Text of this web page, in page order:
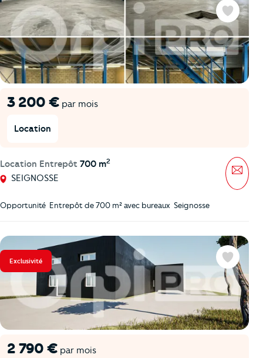
3 200 € par mois
Location
Location Entrepôt 700 m2
SEIGNOSSE
Favoris
Opportunité  Entrepôt de 700 m² avec bureaux  Seignosse
Exclusivité
2 790 € par mois
Favoris